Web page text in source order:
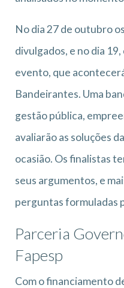
No dia 27 de outubro
divulgados, e no dia
evento, que
Bandeirantes. Uma
gestão pública,
avaliarão as soluções
ocasião. Os finalistas
seus argumentos, e
perguntas formuladas
Parceria
Fapesp
Com o financiamento